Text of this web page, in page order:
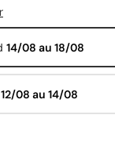
14/08 au 18/08
12/08 au 14/08